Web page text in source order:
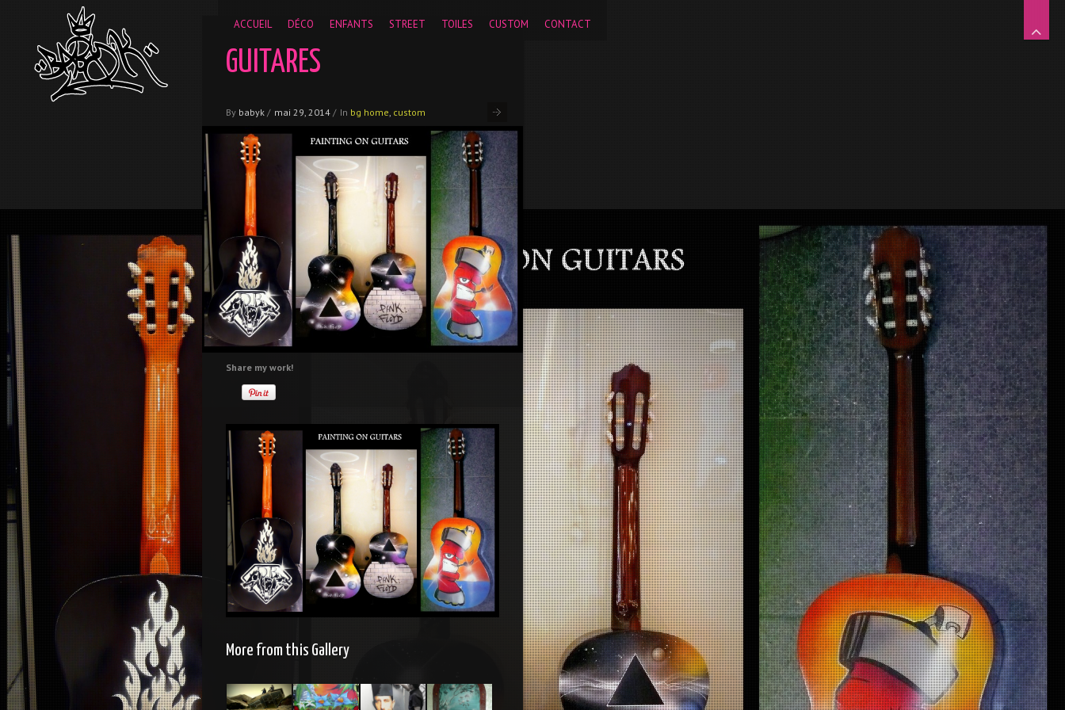
__gaTracker('require', 'displayfeatures'); __gaTracker('send','pageview');
ACCUEIL DÉCO ENFANTS STREET TOILES CUSTOM CONTACT
GUITARES
By babyk / mai 29, 2014 / In bg home, custom
Share my work!
More from this Gallery